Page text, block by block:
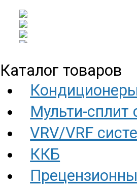
Каталог товаров
Мульти-сплит
VRV/VRF
ККБ